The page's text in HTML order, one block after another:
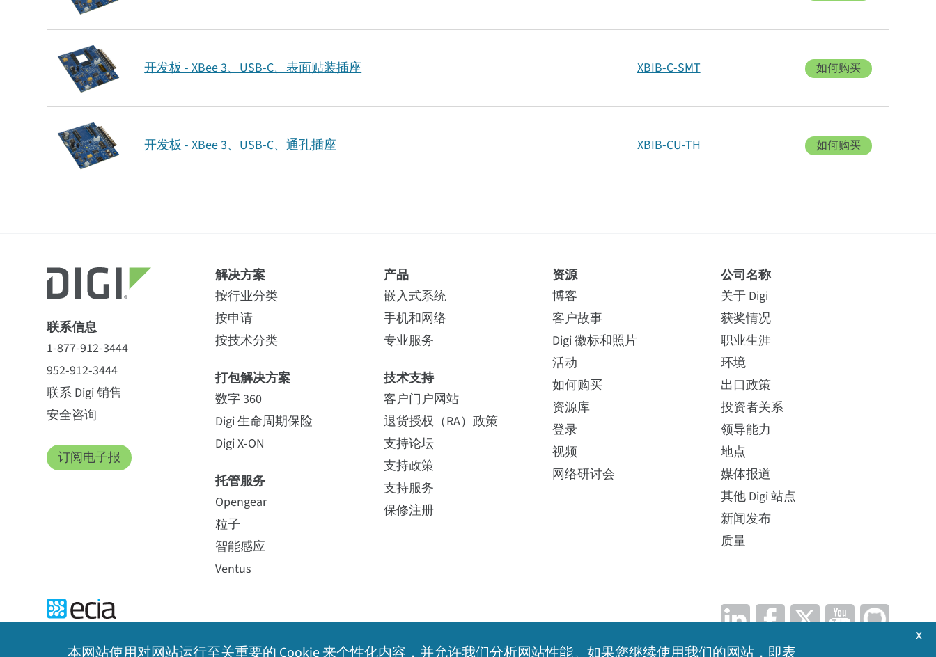
开发板 - XBee 3、USB-C、表面贴装插座 XBIB-C-SMT 如何购买
开发板 - XBee 3、USB-C、通孔插座 XBIB-CU-TH 如何购买
联系信息
1-877-912-3444
952-912-3444
联系 Digi 销售
安全咨询
订阅电子报
解决方案
按行业分类
按申请
按技术分类
打包解决方案
数字 360
Digi 生命周期保险
Digi X-ON
托管服务
Opengear
粒子
智能感应
Ventus
产品
嵌入式系统
手机和网络
专业服务
技术支持
客户门户网站
退货授权（RA）政策
支持论坛
支持政策
支持服务
保修注册
资源
博客
客户故事
Digi 徽标和照片
活动
如何购买
资源库
登录
视频
网络研讨会
公司名称
关于 Digi
获奖情况
职业生涯
环境
出口政策
投资者关系
领导能力
地点
媒体报道
其他 Digi 站点
新闻发布
质量
本网站使用对网站运行至关重要的 Cookie 来个性化内容，并允许我们分析网站性能。如果您继续使用我们的网站，即表
x